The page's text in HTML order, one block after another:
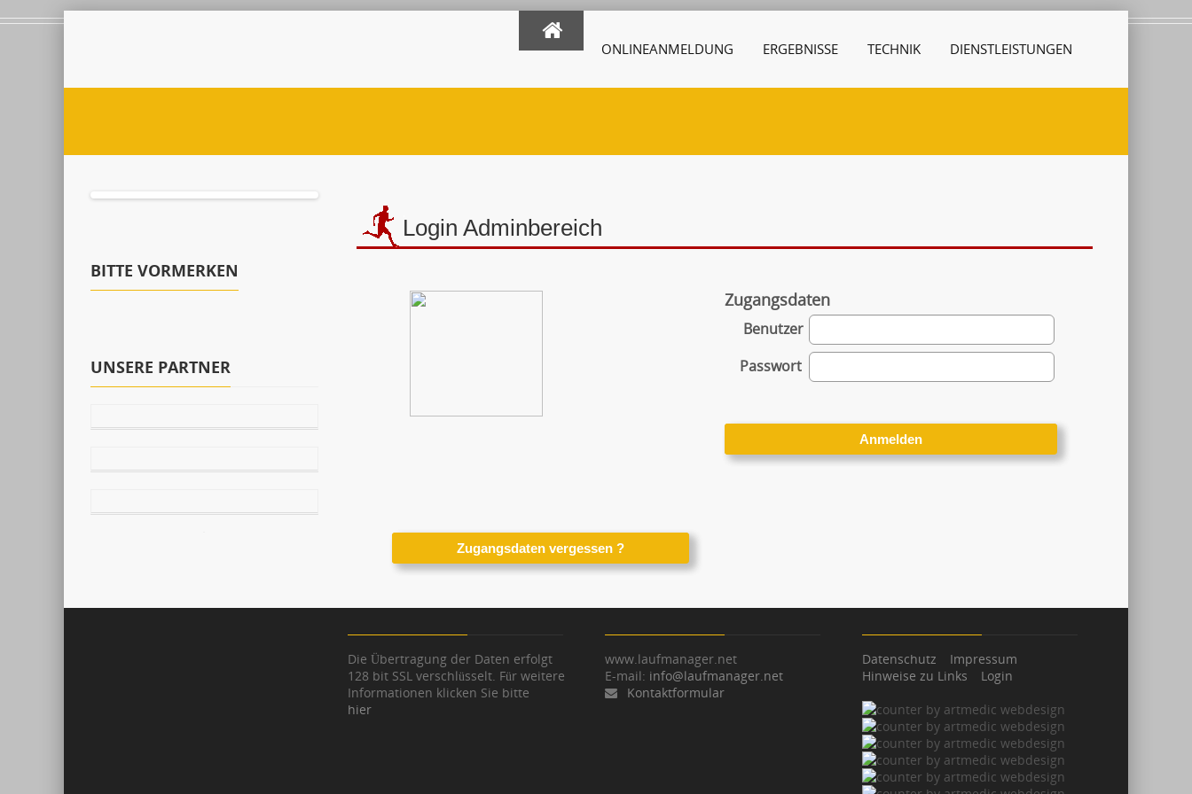
ONLINEANMELDUNG ERGEBNISSE TECHNIK DIENSTLEISTUNGEN
BITTE VORMERKEN
UNSERE PARTNER
Login Adminbereich
Zugangsdaten
Benutzer
Passwort
Die Übertragung der Daten erfolgt
128 bit SSL verschlüsselt. Für weitere
Informationen klicken Sie bitte
hier
www.laufmanager.net
E-mail: info@laufmanager.net
Kontaktformular
Datenschutz
Impressum
Hinweise zu Links
Login